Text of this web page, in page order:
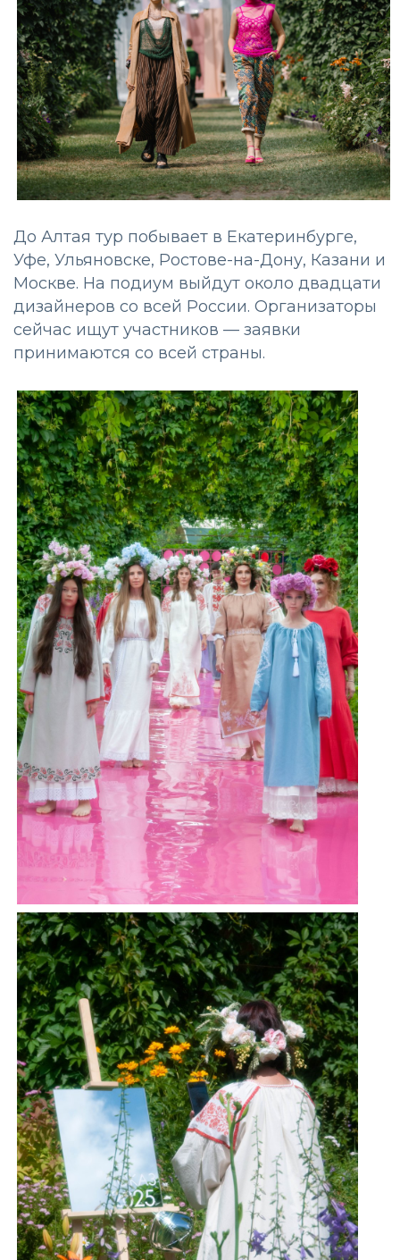
До Алтая тур побывает в Екатеринбурге,
Уфе, Ульяновске, Ростове-на-Дону, Казани и
Москве. На подиум выйдут около двадцати
дизайнеров со всей России. Организаторы
сейчас ищут участников — заявки
принимаются со всей страны.